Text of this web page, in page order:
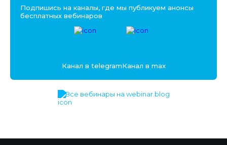
Подпишись на каналы, где мы публикуем анонсы
бесплатных вебинаров
Канал в telegramКанал в max
Все вебинары на webinar.blog